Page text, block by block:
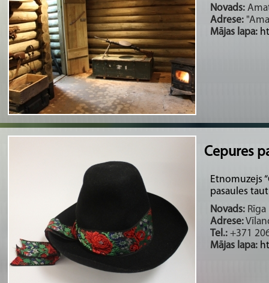
Novads:
Adrese:
Mājas lapa:
Cepures
Etnomuzejs
pasaules
Novads:
Adrese:
Tel.: +371
Mājas lapa: